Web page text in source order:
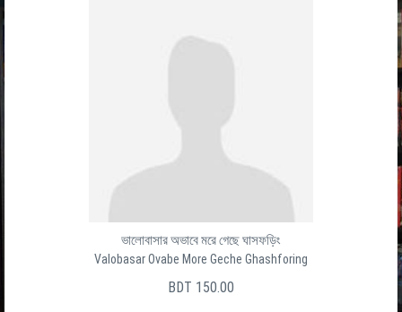
ভালোবাসার অভাবে মরে গেছে ঘাসফড়িং
Valobasar Ovabe More Geche Ghashforing
BDT 150.00